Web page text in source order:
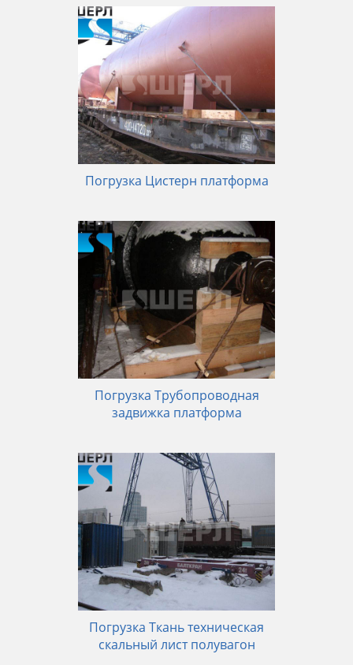
Погрузка Цистерн платформа
Погрузка Трубопроводная
задвижка платформа
Погрузка Ткань техническая
скальный лист полувагон